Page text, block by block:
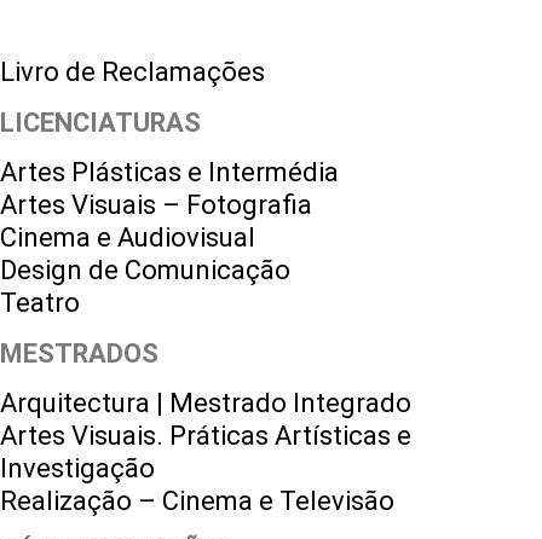
Livro de Reclamações
LICENCIATURAS
Artes Plásticas e Intermédia
Artes Visuais – Fotografia
Cinema e Audiovisual
Design de Comunicação
Teatro
MESTRADOS
Arquitectura | Mestrado Integrado
Artes Visuais. Práticas Artísticas e
Investigação
Realização – Cinema e Televisão